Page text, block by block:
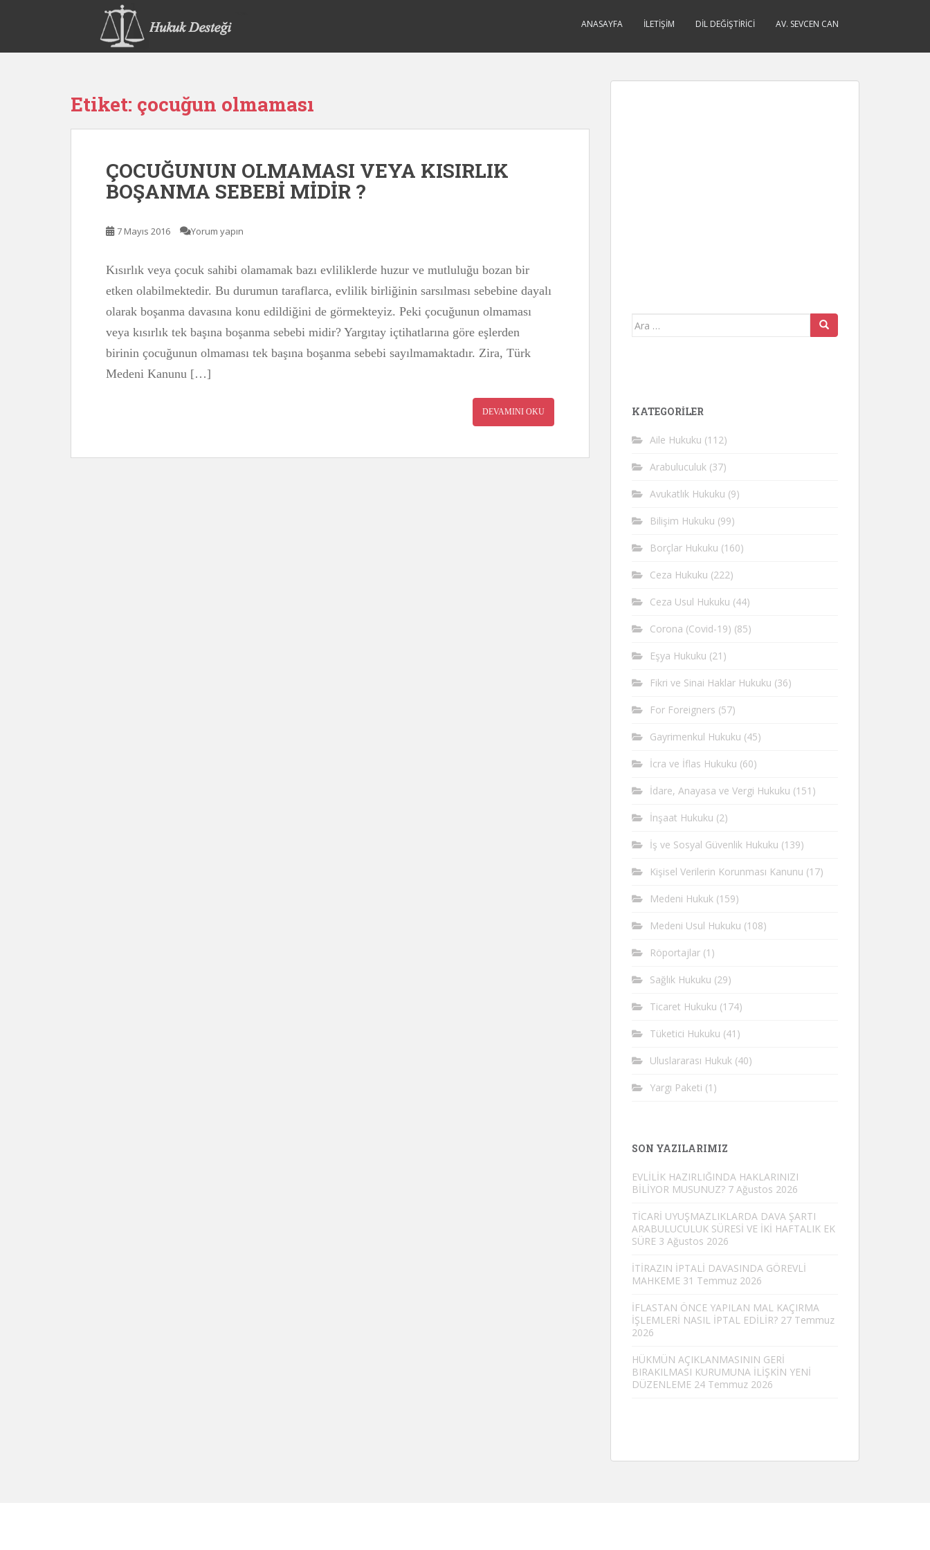
p
ANASAYFA İLETIŞIM DIL DEĞIŞTIRICI AV. SEVCEN CAN
Etiket: çocuğun olmaması
ÇOCUĞUNUN OLMAMASI VEYA KISIRLIK
BOŞANMA SEBEBİ MİDİR ?
7 Mayıs 2016 Yorum yapın
Kısırlık veya çocuk sahibi olamamak bazı evliliklerde huzur ve mutluluğu bozan bir
etken olabilmektedir. Bu durumun taraflarca, evlilik birliğinin sarsılması sebebine dayalı
olarak boşanma davasına konu edildiğini de görmekteyiz. Peki çocuğunun olmaması
veya kısırlık tek başına boşanma sebebi midir? Yargıtay içtihatlarına göre eşlerden
birinin çocuğunun olmaması tek başına boşanma sebebi sayılmamaktadır. Zira, Türk
Medeni Kanunu […]
DEVAMINI OKU
Arama
KATEGORİLER
Aile Hukuku (112)
Arabuluculuk (37)
Avukatlık Hukuku (9)
Bilişim Hukuku (99)
Borçlar Hukuku (160)
Ceza Hukuku (222)
Ceza Usul Hukuku (44)
Corona (Covid-19) (85)
Eşya Hukuku (21)
Fikri ve Sinai Haklar Hukuku (36)
For Foreigners (57)
Gayrimenkul Hukuku (45)
İcra ve İflas Hukuku (60)
İdare, Anayasa ve Vergi Hukuku (151)
İnşaat Hukuku (2)
İş ve Sosyal Güvenlik Hukuku (139)
Kişisel Verilerin Korunması Kanunu (17)
Medeni Hukuk (159)
Medeni Usul Hukuku (108)
Röportajlar (1)
Sağlık Hukuku (29)
Ticaret Hukuku (174)
Tüketici Hukuku (41)
Uluslararası Hukuk (40)
Yargı Paketi (1)
SON YAZILARIMIZ
EVLİLİK HAZIRLIĞINDA HAKLARINIZI
BİLİYOR MUSUNUZ? 7 Ağustos 2026
TİCARİ UYUŞMAZLIKLARDA DAVA ŞARTI
ARABULUCULUK SÜRESİ VE İKİ HAFTALIK EK
SÜRE 3 Ağustos 2026
İTİRAZIN İPTALİ DAVASINDA GÖREVLİ
MAHKEME 31 Temmuz 2026
İFLASTAN ÖNCE YAPILAN MAL KAÇIRMA
İŞLEMLERİ NASIL İPTAL EDİLİR? 27 Temmuz
2026
HÜKMÜN AÇIKLANMASININ GERİ
BIRAKILMASI KURUMUNA İLİŞKİN YENİ
DÜZENLEME 24 Temmuz 2026